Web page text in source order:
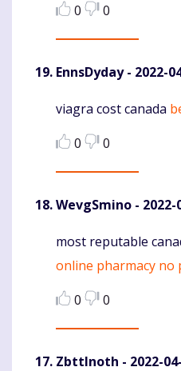
0
0
EnnsDyday- 2022-
Komentaras
viagra cost canada
0
0
WevgSmino - 2022-
Komentaras
most reputable
online pharmacy
0
0
ZbttInoth - 2022-